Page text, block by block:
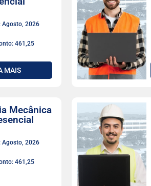
Agosto, 2026
461,25
MAIS
Mecânica
Agosto, 2026
461,25